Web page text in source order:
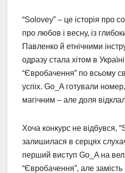
“Solovey” – це історія про
про любов і весну, із
Павленко й етнічними
одразу стала хітом в
“Євробачення” по всьому
успіх. Go_A готували
магічним – але доля
Хоча конкурс не відбувся,
залишилася в серцях
перший виступ Go_A на
“Євробачення”, але